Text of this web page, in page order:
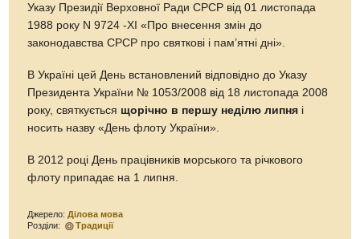
Указу Президії Верховної Ради СРСР від 01 листопада
1988 року N 9724 -XI «Про внесення змін до
законодавства СРСР про святкові і пам’ятні дні».
В Україні цей День встановлений відповідно до Указу
Президента України № 1053/2008 від 18 листопада 2008
року, святкується щорічно в першу неділю липня і
носить назву «День флоту України».
В 2012 році День працівників морського та річкового
флоту припадає на 1 липня.
Джерело:Ділова мова
Розділи:
Традиції